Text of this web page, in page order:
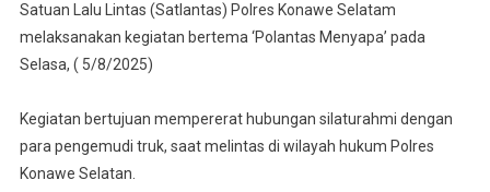
80,
Satlantas
Satuan Lalu Lintas (Satlantas) Polres Konawe Selatam
melaksanakan kegiatan bertema ‘Polantas Menyapa’ pada
Selasa, ( 5/8/2025)
Kegiatan bertujuan mempererat hubungan silaturahmi dengan
para pengemudi truk, saat melintas di wilayah hukum Polres
Konawe Selatan.